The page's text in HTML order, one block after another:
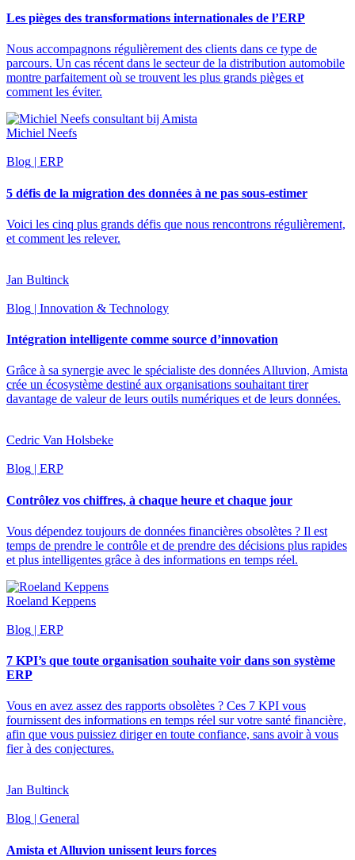
Les pièges des transformations internationales de l’ERP
Nous accompagnons régulièrement des clients dans ce type de
parcours. Un cas récent dans le secteur de la distribution automobile
montre parfaitement où se trouvent les plus grands pièges et
comment les éviter.
Michiel Neefs
Blog | ERP
5 défis de la migration des données à ne pas sous-estimer
Voici les cinq plus grands défis que nous rencontrons régulièrement,
et comment les relever.
Jan Bultinck
Blog | Innovation & Technology
Intégration intelligente comme source d’innovation
Grâce à sa synergie avec le spécialiste des données Alluvion, Amista
crée un écosystème destiné aux organisations souhaitant tirer
davantage de valeur de leurs outils numériques et de leurs données.
Cedric Van Holsbeke
Blog | ERP
Contrôlez vos chiffres, à chaque heure et chaque jour
Vous dépendez toujours de données financières obsolètes ? Il est
temps de prendre le contrôle et de prendre des décisions plus rapides
et plus intelligentes grâce à des informations en temps réel.
Roeland Keppens
Blog | ERP
7 KPI’s que toute organisation souhaite voir dans son système
ERP
Vous en avez assez des rapports obsolètes ? Ces 7 KPI vous
fournissent des informations en temps réel sur votre santé financière,
afin que vous puissiez diriger en toute confiance, sans avoir à vous
fier à des conjectures.
Jan Bultinck
Blog | General
Amista et Alluvion unissent leurs forces